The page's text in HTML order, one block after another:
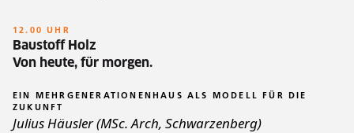
12.00 UHR
Baustoff Holz
Von heute, für morgen.
EIN MEHRGENERATIONENHAUS ALS MODELL FÜR DIE
ZUKUNFT
Julius Häusler (MSc. Arch, Schwarzenberg)